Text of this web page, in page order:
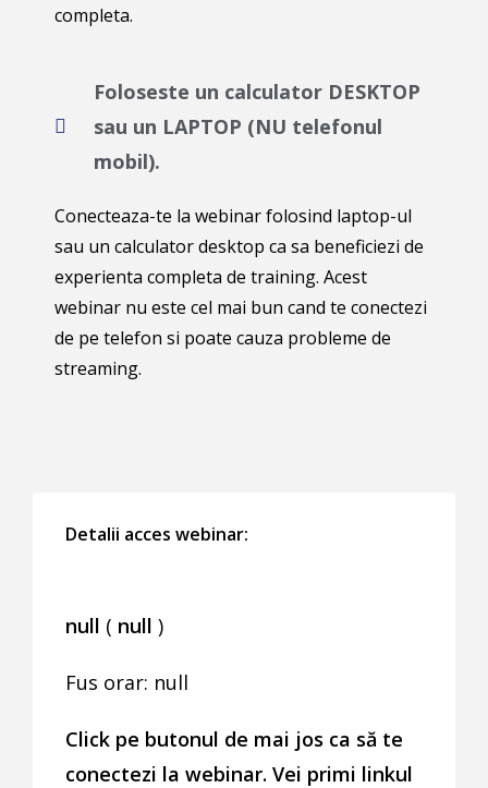
completa.
Foloseste un calculator DESKTOP
sau un LAPTOP (NU telefonul
mobil).
Conecteaza-te la webinar folosind laptop-ul
sau un calculator desktop ca sa beneficiezi de
experienta completa de training. Acest
webinar nu este cel mai bun cand te conectezi
de pe telefon si poate cauza probleme de
streaming.
Detalii acces webinar:
null ( null )
Fus orar: null
Click pe butonul de mai jos ca să te
conectezi la webinar. Vei primi linkul